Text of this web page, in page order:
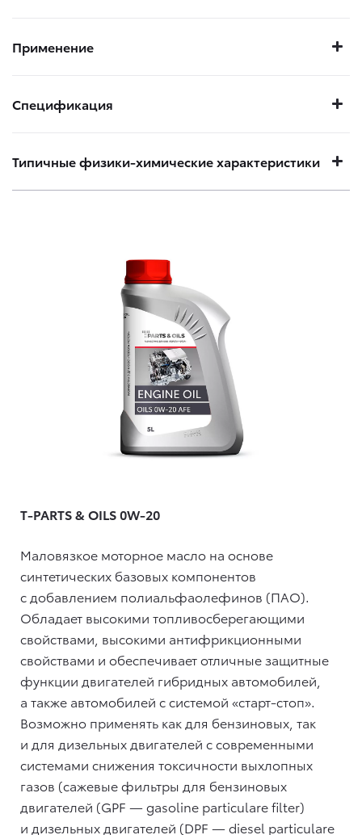
Применение
Спецификация
Типичные физики-химические характеристики
T-PARTS & OILS 0W-20
Маловязкое моторное масло на основе
синтетических базовых компонентов
с добавлением полиальфаолефинов (ПАО).
Обладает высокими топливосберегающими
свойствами, высокими антифрикционными
свойствами и обеспечивает отличные защитные
функции двигателей гибридных автомобилей,
а также автомобилей с системой «старт-стоп».
Возможно применять как для бензиновых, так
и для дизельных двигателей с современными
системами снижения токсичности выхлопных
газов (сажевые фильтры для бензиновых
двигателей (GPF — gasoline particulare filter)
и дизельных двигателей (DPF — diesel particulare